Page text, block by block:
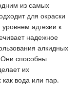
из самых
для окраски
адгезии к
надежное
алкидных
Они способны
их
вода или пар.